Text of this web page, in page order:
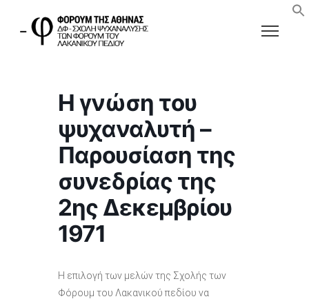
Η γνώση του
ψυχαναλυτή –
Παρουσίαση της
συνεδρίας της
2ης Δεκεμβρίου
1971
Η επιλογή των μελών της Σχολής των
Φόρουμ του Λακανικού πεδίου να